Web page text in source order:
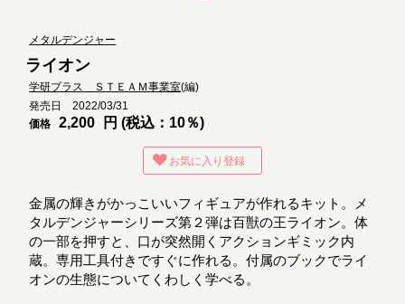
メタルデンジャー
ライオン
学研プラス ＳＴＥＡＭ事業室(編)
発売日 2022/03/31
価格
2,200 円 (税込：10％)
お気に入り登録
金属の輝きがかっこいいフィギュアが作れるキット。メ
タルデンジャーシリーズ第２弾は百獣の王ライオン。体
の一部を押すと、口が突然開くアクションギミック内
蔵。専用工具付きですぐに作れる。付属のブックでライ
オンの生態についてくわしく学べる。